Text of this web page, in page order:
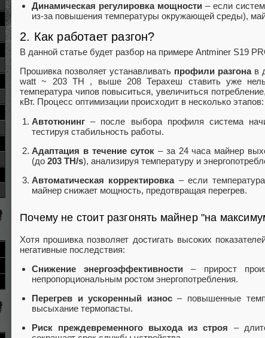
Динамическая регулировка мощности – если
из-за повышения температуры окружающей среды),
2. Как работает разгон?
В данной статье будет разбор на примере Antminer S19
Прошивка позволяет устанавливать профили разгонав
watt ~ 203 TH , выше 208 Терахеш ставить уже
температура чипов повыситься, увеличиться
кВт. Процесс оптимизации происходит в несколько этапов:
Автотюнинг – после выбора профиля система
тестируя стабильность работы.
Адаптация в течение суток– за 24 часа майнер
(до 203 TH/s), анализируя температуру и
Автоматическая корректировка– если
майнер снижает мощность, предотвращая перегрев.
Почему не стоит разгонять майнер "на
Хотя прошивка позволяет достигать высоких
негативные последствия:
Снижение энергоэффективности – прирост
непропорциональным ростом энергопотребления.
Перегрев и ускоренный износ– повышенные
высыхание термопасты.
Риск преждевременного выхода из строя –